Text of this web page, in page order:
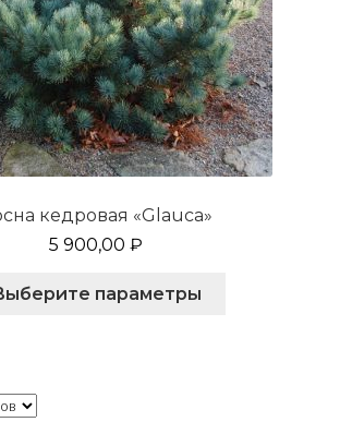
кедровая «Glauca»
5 900,00 ₽
параметры